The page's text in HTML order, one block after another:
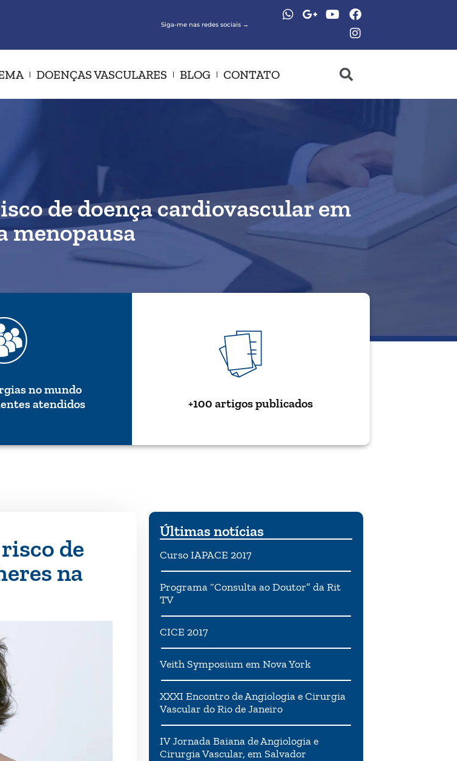
Siga-me nas redes sociais →
DOENÇAS VASCULARES BLOG CONTATO
de doença cardiovascular em
menopausa
no mundo
atendidos
+100 artigos publicados
de
na
Últimas notícias
Curso IAPACE 2017
Programa “Consulta ao Doutor” da Rit
TV
CICE 2017
Veith Symposium em Nova York
XXXI Encontro de Angiologia e Cirurgia
Vascular do Rio de Janeiro
IV Jornada Baiana de Angiologia e
Cirurgia Vascular, em Salvador